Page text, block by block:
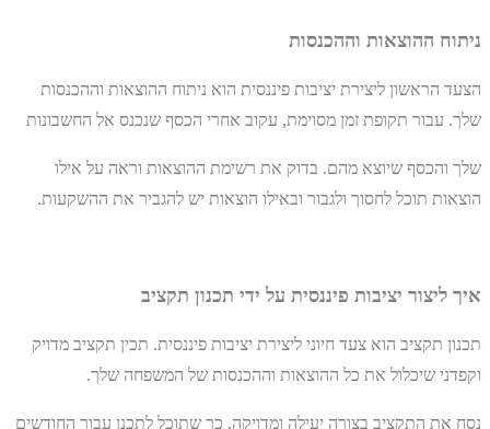
ניתוח ההוצאות וההכנסות
הצעד הראשון ליצירת יציבות פיננסית הוא ניתוח ההוצאות וההכנסות
שלך. עבור תקופת זמן מסוימת, עקוב אחרי הכסף שנכנס אל החשבונות
שלך והכסף שיוצא מהם. בדוק את רשימת ההוצאות וראה על אילו
הוצאות תוכל לחסוך ולגבור ובאילו הוצאות יש להגביר את ההשקעות.
איך ליצור יציבות פיננסית על ידי תכנון תקציב
תכנון תקציב הוא צעד חיוני ליצירת יציבות פיננסית. תכין תקציב מדויק
וקפדני שיכלול את כל ההוצאות וההכנסות של המשפחה שלך.
נסח את התקציב בצורה יעילה ומדויקה, כך שתוכל לתכנן עבור החודשים